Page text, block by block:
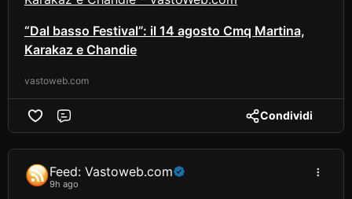
“Dal basso Festival”: il 14 agosto Cmq Martina,
Karakaz e Chandie
vastoweb.com
Condividi
Feed: Vastoweb.com
9h ago